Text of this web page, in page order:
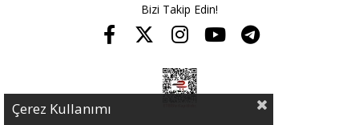
Bizi Takip Edin!
Çerez Kullanımı